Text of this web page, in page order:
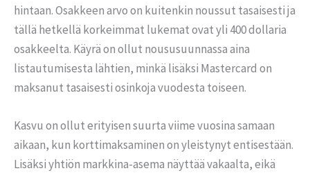
hintaan. Osakkeen arvo on kuitenkin noussut tasaisesti ja
tällä hetkellä korkeimmat lukemat ovat yli 400 dollaria
osakkeelta. Käyrä on ollut noususuunnassa aina
listautumisesta lähtien, minkä lisäksi Mastercard on
maksanut tasaisesti osinkoja vuodesta toiseen.
Kasvu on ollut erityisen suurta viime vuosina samaan
aikaan, kun korttimaksaminen on yleistynyt entisestään.
Lisäksi yhtiön markkina-asema näyttää vakaalta, eikä